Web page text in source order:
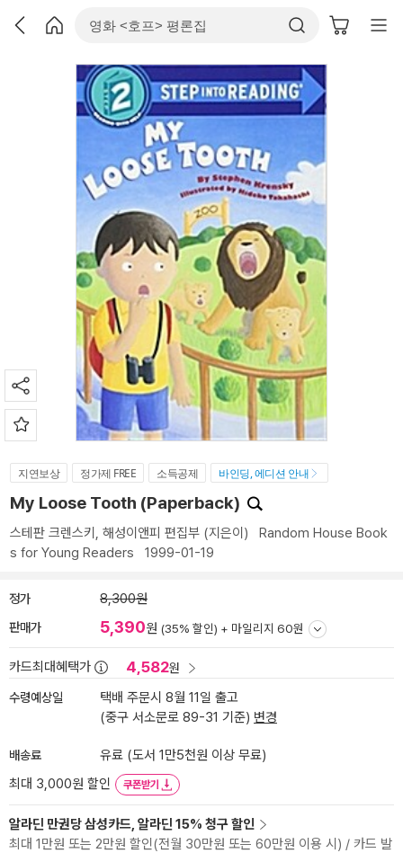
지연보상 정가제 FREE 소득공제 바인딩, 에디션 안내
My Loose Tooth (Paperback)
스테판 크렌스키 , 해성이앤피 편집부 (지은이) Random House Book
s for Young Readers 1999-01-19
정가 8,300원
판매가 5,390원 (35% 할인) + 마일리지 60원
카드최대혜택가 4,582원
수령예상일
택배 주문시 8월 11일 출고
(중구 서소문로 89-31 기준) 변경
배송료
유료 (도서 1만5천원 이상 무료)
최대 3,000원 할인
쿠폰받기
알라딘 만권당 삼성카드, 알라딘 15% 청구 할인
최대 1만원 또는 2만원 할인(전월 30만원 또는 60만원 이용 시) / 카드 발